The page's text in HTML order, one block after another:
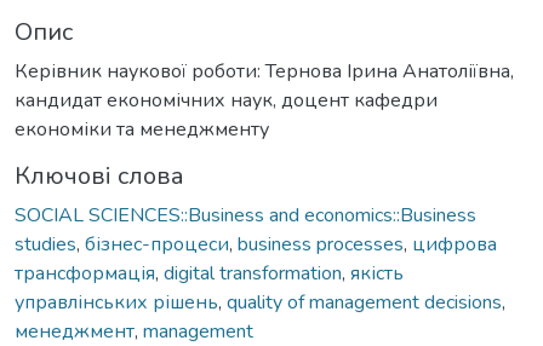
Опис
Керівник наукової роботи: Тернова Ірина Анатоліївна,
кандидат економічних наук, доцент кафедри
економіки та менеджменту
Ключові слова
SOCIAL SCIENCES::Business and economics::Business
studies, бізнес-процеси, business processes, цифрова
трансформація, digital transformation, якість
управлінських рішень, quality of management decisions,
менеджмент, management